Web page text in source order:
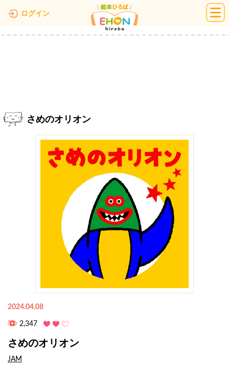
ログイン 絵本ひろば
さめのオリオン
2024.04.08
2,347
さめのオリオン
JAM